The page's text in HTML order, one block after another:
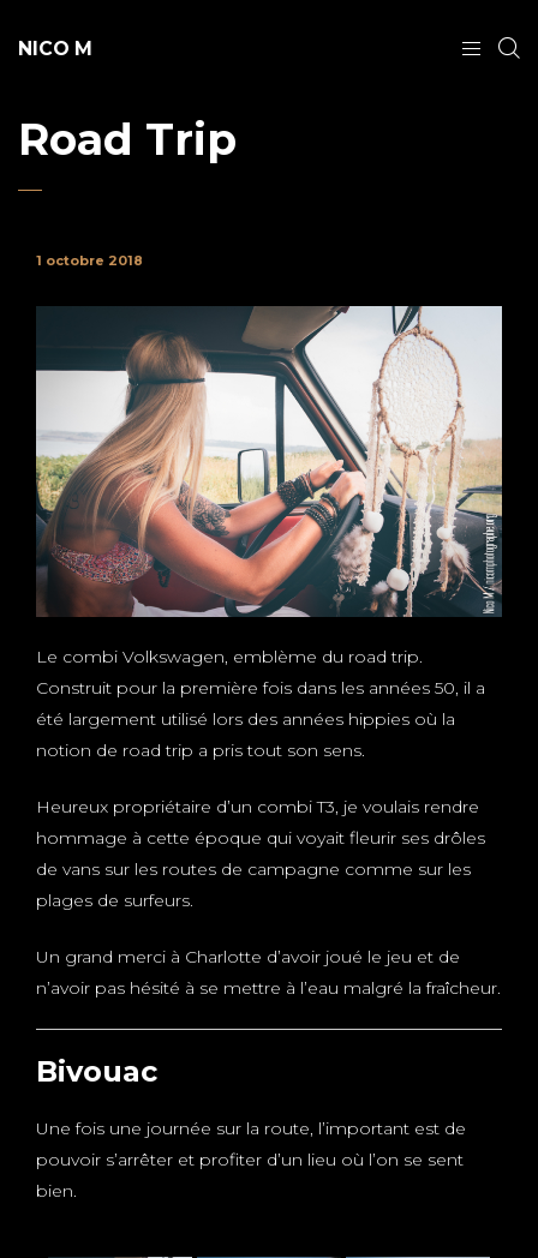
NICO M
Road Trip
1 octobre 2018
Le combi Volkswagen, emblème du road trip.
Construit pour la première fois dans les années 50, il a
été largement utilisé lors des années hippies où la
notion de road trip a pris tout son sens.
Heureux propriétaire d’un combi T3, je voulais rendre
hommage à cette époque qui voyait fleurir ses drôles
de vans sur les routes de campagne comme sur les
plages de surfeurs.
Un grand merci à Charlotte d’avoir joué le jeu et de
n’avoir pas hésité à se mettre à l’eau malgré la fraîcheur.
Bivouac
Une fois une journée sur la route, l’important est de
pouvoir s’arrêter et profiter d’un lieu où l’on se sent
bien.